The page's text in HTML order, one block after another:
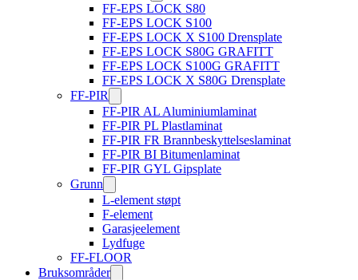
FF-EPS LOCK S80
FF-EPS LOCK S100
FF-EPS LOCK X S100 Drensplate
FF-EPS LOCK S80G GRAFITT
FF-EPS LOCK S100G GRAFITT
FF-EPS LOCK X S80G Drensplate
FF-PIR
FF-PIR AL Aluminiumlaminat
FF-PIR PL Plastlaminat
FF-PIR FR Brannbeskyttelseslaminat
FF-PIR BI Bitumenlaminat
FF-PIR GYL Gipsplate
Grunn
L-element støpt
F-element
Garasjeelement
Lydfuge
FF-FLOOR
Bruksområder